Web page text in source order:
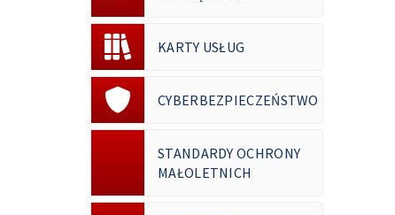
KARTY USŁUG
CYBERBEZPIECZEŃSTWO
STANDARDY OCHRONY
MAŁOLETNICH